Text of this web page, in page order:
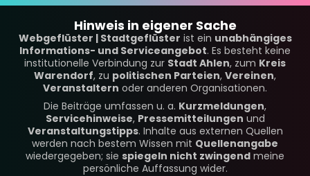
Hinweis in eigener Sache
Webgeflüster | Stadtgeflüster ist ein unabhängiges
Informations- und Serviceangebot. Es besteht keine
institutionelle Verbindung zur Stadt Ahlen, zum Kreis
Warendorf, zu politischen Parteien, Vereinen,
Veranstaltern oder anderen Organisationen.
Die Beiträge umfassen u. a. Kurzmeldungen,
Servicehinweise, Pressemitteilungen und
Veranstaltungstipps. Inhalte aus externen Quellen
werden nach bestem Wissen mit Quellenangabe
wiedergegeben; sie spiegeln nicht zwingend meine
persönliche Auffassung wider.